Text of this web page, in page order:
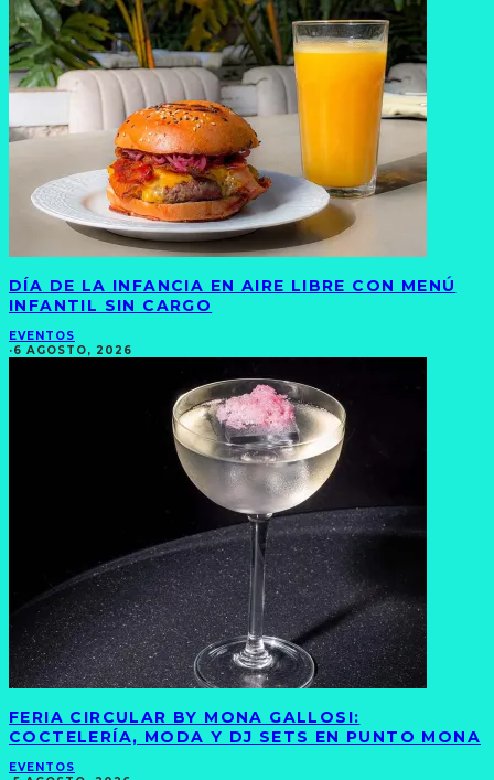
DÍA DE LA INFANCIA EN AIRE LIBRE CON MENÚ
INFANTIL SIN CARGO
EVENTOS
·6 AGOSTO, 2026
FERIA CIRCULAR BY MONA GALLOSI:
COCTELERÍA, MODA Y DJ SETS EN PUNTO MONA
EVENTOS